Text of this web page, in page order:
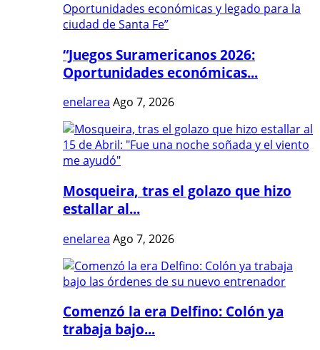
“Juegos Suramericanos 2026:
Oportunidades económicas...
enelarea Ago 7, 2026
Mosqueira, tras el golazo que hizo
estallar al...
enelarea Ago 7, 2026
Comenzó la era Delfino: Colón ya
trabaja bajo...